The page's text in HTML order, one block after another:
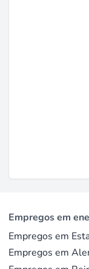
Empregos em
Empregos em
Empregos em